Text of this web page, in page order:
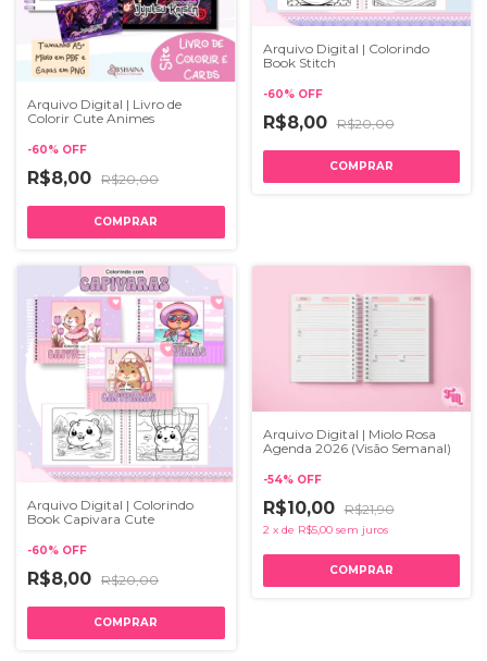
Arquivo Digital | Livro de
Colorir Cute Animes
-60% OFF
R$8,00 R$20,00
Arquivo Digital | Colorindo
Book Stitch
-60% OFF
R$8,00 R$20,00
Arquivo Digital | Colorindo
Book Capivara Cute
-60% OFF
R$8,00 R$20,00
Arquivo Digital | Miolo Rosa
Agenda 2026 (Visão Semanal)
-54% OFF
R$10,00 R$21,90
2 x de R$5,00 sem juros